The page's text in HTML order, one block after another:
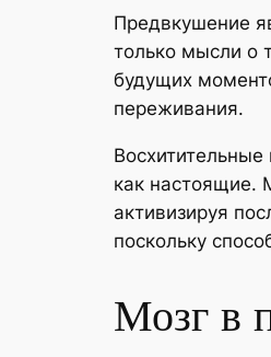
Предвкушение
только мысли о
будущих
переживания.
как настоящие.
активизируя
поскольку
Мозг в